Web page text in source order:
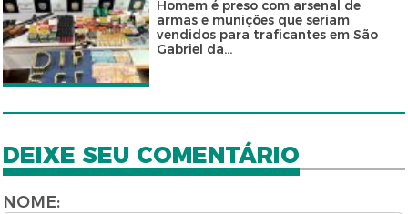
Homem é preso com arsenal de
armas e munições que seriam
vendidos para traficantes em São
Gabriel da...
DEIXE SEU COMENTÁRIO
NOME: